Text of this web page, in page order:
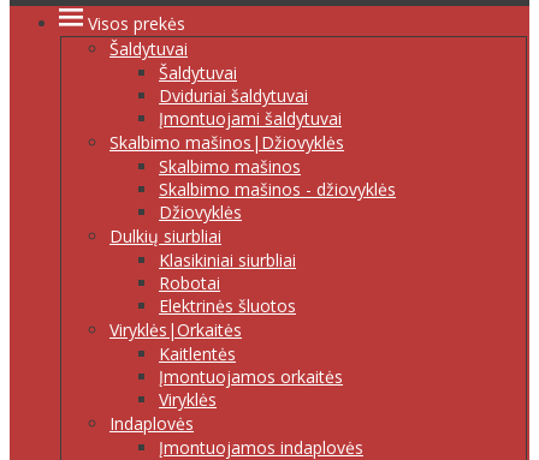
Visos prekės
Šaldytuvai
Šaldytuvai
Dviduriai šaldytuvai
Įmontuojami šaldytuvai
Skalbimo mašinos|Džiovyklės
Skalbimo mašinos
Skalbimo mašinos - džiovyklės
Džiovyklės
Dulkių siurbliai
Klasikiniai siurbliai
Robotai
Elektrinės šluotos
Viryklės|Orkaitės
Kaitlentės
Įmontuojamos orkaitės
Viryklės
Indaplovės
Įmontuojamos indaplovės